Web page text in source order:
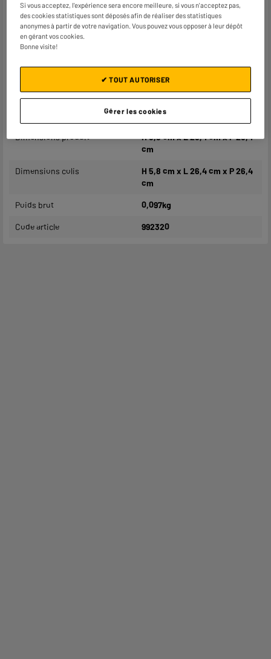
Coloris Plusieurs coloris
Caractéristiques
complémentaires
Ne pas utiliser la cloche avec
Si commande en ligne ou
réservation avec retrait
aléatoire.
Dimensions produit
H 5,8 cm x L 26,4 cm x P 26,4
cm
Dimensions colis
H 5,8 cm x L 26,4 cm x P 26,4
cm
Poids brut 0,097kg
Code article 992320
Si vous acceptez, l'expérience sera encore meilleure, si vous n'acceptez pas,
des cookies statistiques sont déposés afin de réaliser des statistiques
anonymes à partir de votre navigation. Vous pouvez vous opposer à leur dépôt
en gérant vos cookies.
Bonne visite!
Gérer les cookies
✔ TOUT AUTORISER